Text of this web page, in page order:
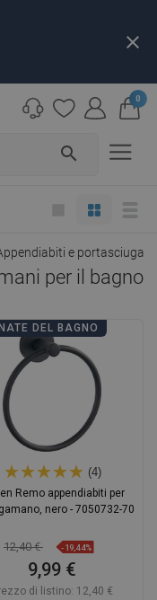
close
search
0
e
per il bagno
DEL BAGNO
(4)
Remo appendiabiti per
nero - 7050732-70
12,40 € -19,44%
9,99 €
di listino: 12,40 €